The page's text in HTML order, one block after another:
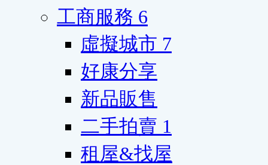
工商服務 6
虛擬城市 7
好康分享
新品販售
二手拍賣 1
租屋&找屋